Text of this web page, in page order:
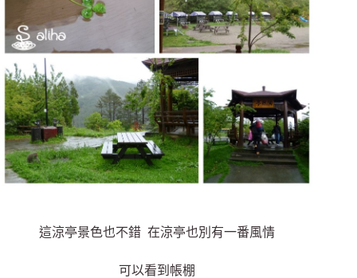
這涼亭景色也不錯 在涼亭也別有一番風情
可以看到帳棚